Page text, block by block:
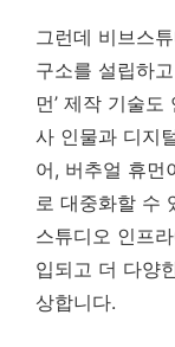
그런데 비브스
구소를 설립하
먼’ 제작 기술
사 인물과 디지
어, 버추얼 휴먼
로 대중화할 수
스튜디오 인프
입되고 더 다양
상합니다.